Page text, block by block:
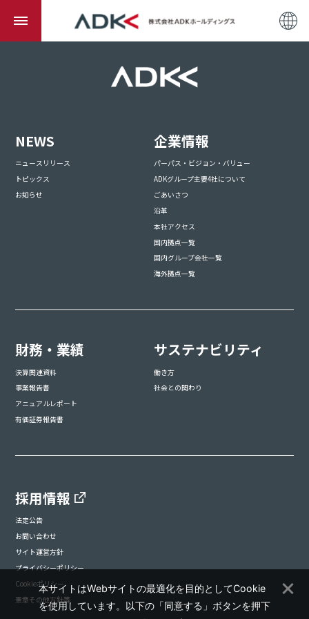
NEWS
ニュースリリース
トピックス
お知らせ
企業情報
パーパス・ビジョン・バリュー
ADKグループ主要4社について
ごあいさつ
沿革
本社アクセス
国内拠点一覧
国内グループ会社一覧
海外拠点一覧
財務・業績
決算関連資料
事業報告書
アニュアルレポート
有価証券報告書
サステナビリティ
働き方
社会との関わり
採用情報
法定公告
お問い合わせ
サイト運営方針
プライバシーポリシー
Cookieポリシー
憲章その他方針等
本サイトはWebサイトの最適化を目的としてCookie
を使用しています。以下の「同意する」ボタンを押下